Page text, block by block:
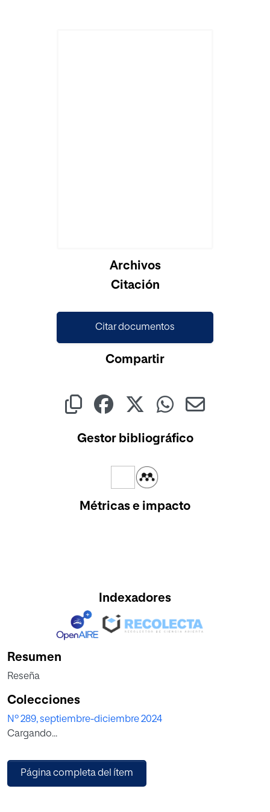
Archivos
Citación
Citar documentos
Compartir
Gestor bibliográfico
Métricas e impacto
Indexadores
Resumen
Reseña
Colecciones
Nº 289, septiembre-diciembre 2024
Cargando...
Página completa del ítem